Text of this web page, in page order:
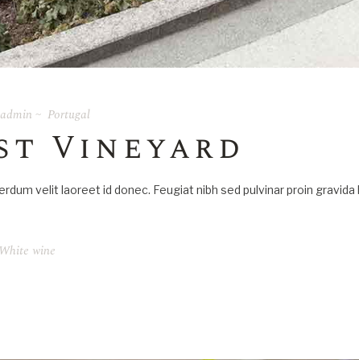
admin Portugal
Vineyard
velit laoreet id donec. Feugiat nibh sed pulvinar proin
White wine